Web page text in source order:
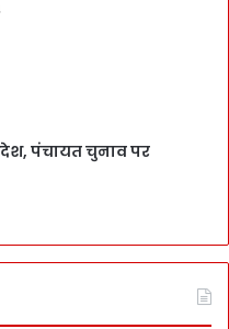
पंचायत चुनाव पर